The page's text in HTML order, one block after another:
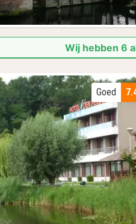
Wij hebben 6
Vorige foto
Goed